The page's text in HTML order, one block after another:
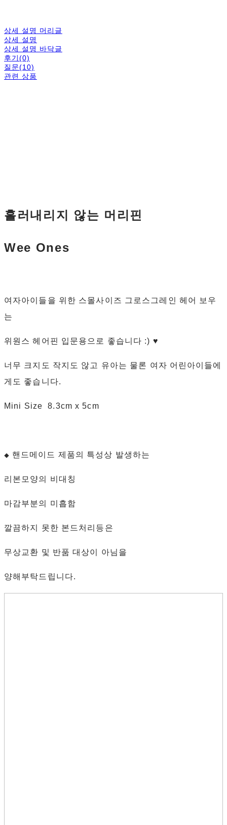
상세 설명 머리글
상세 설명
상세 설명 바닥글
후기(0)
질문(10)
관련 상품
흘러내리지 않는 머리핀
Wee Ones
여자아이들을 위한 스몰사이즈 그로스그레인 헤어 보우
는
위원스 헤어핀 입문용으로 좋습니다 :) ♥
너무 크지도 작지도 않고 유아는 물론 여자 어린아이들에
게도 좋습니다.
Mini Size 8.3cm x 5cm
◆ 핸드메이드 제품의 특성상 발생하는
리본모양의 비대칭
마감부분의 미흡함
깔끔하지 못한 본드처리등은
무상교환 및 반품 대상이 아님을
양해부탁드립니다.